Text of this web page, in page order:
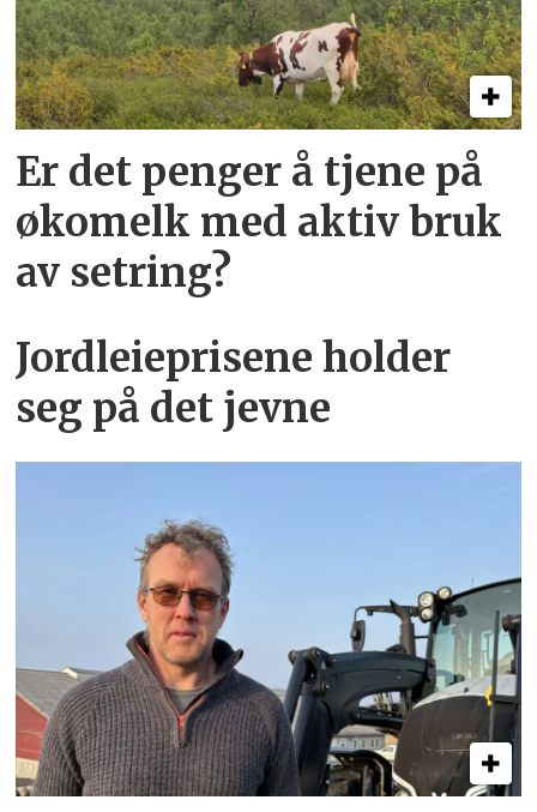
Er det penger å tjene på
øko­melk med aktiv bruk
av setring?
Jordleieprisene holder
seg på det jevne